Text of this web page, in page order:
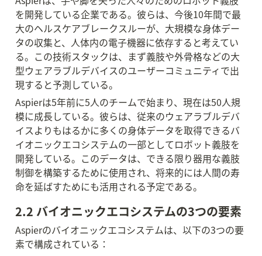
を開発している企業である。彼らは、今後10年間で最
大のヘルスケアブレークスルーが、大規模な身体デー
タの収集と、人体内の電子機器に依存すると考えてい
る。この技術スタックは、まず義肢や外骨格などの大
型ウェアラブルデバイスのユーザーコミュニティで出
現すると予測している。
Aspierは5年前に5人のチームで始まり、現在は50人規
模に成長している。彼らは、従来のウェアラブルデバ
イスよりもはるかに多くの身体データを取得できるバ
イオニックエコシステムの一部としてロボット義肢を
開発している。このデータは、できる限り器用な義肢
制御を構築するために使用され、将来的には人間の寿
命を延ばすためにも活用される予定である。
2.2 バイオニックエコシステムの3つの要素
Aspierのバイオニックエコシステムは、以下の3つの要
素で構成されている：